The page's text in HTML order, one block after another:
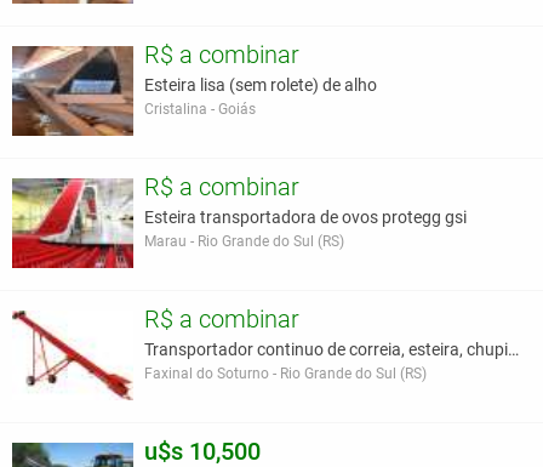
R$ a combinar
Esteira lisa (sem rolete) de alho
Cristalina - Goiás
R$ a combinar
Esteira transportadora de ovos protegg gsi
Marau - Rio Grande do Sul (RS)
R$ a combinar
Transportador continuo de correia, esteira, chupim
Faxinal do Soturno - Rio Grande do Sul (RS)
u$s 10,500